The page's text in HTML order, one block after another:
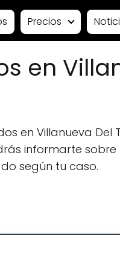
Precios
en
en Villanueva Del
informarte sobre
según tu caso.